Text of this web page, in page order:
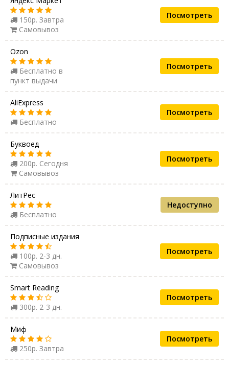
150р. Завтра
Самовывоз
Посмотреть
Ozon
Бесплатно в
пункт выдачи
Посмотреть
AliExpress
Бесплатно
Посмотреть
Буквоед
200р. Сегодня
Самовывоз
Посмотреть
ЛитРес
Бесплатно
Недоступно
Подписные издания
100р. 2-3 дн.
Самовывоз
Посмотреть
Smart Reading
300р. 2-3 дн.
Посмотреть
Миф
250р. Завтра
Посмотреть